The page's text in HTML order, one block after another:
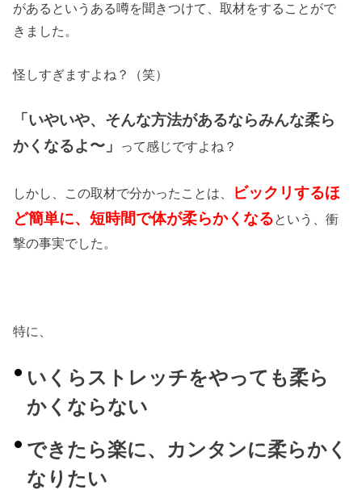
があるというある噂を聞きつけて、取材をすることがで
きました。
怪しすぎますよね？（笑）
「いやいや、そんな方法があるならみんな柔ら
かくなるよ〜」
って感じですよね？
しかし、この取材で分かったことは、
ビックリするほ
ど簡単に、短時間で体が柔らかくなるという、衝
撃の事実でした。
特に、
いくらストレッチをやっても柔ら
かくならない
できたら楽に、カンタンに柔らかく
なりたい